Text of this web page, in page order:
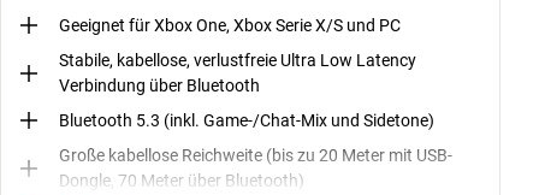
Geeignet für Xbox One, Xbox Serie X/S und PC
Stabile, kabellose, verlustfreie Ultra Low Latency
Verbindung über Bluetooth
Bluetooth 5.3 (inkl. Game-/Chat-Mix und Sidetone)
Große kabellose Reichweite (bis zu 20 Meter mit USB-
Dongle, 70 Meter über Bluetooth)